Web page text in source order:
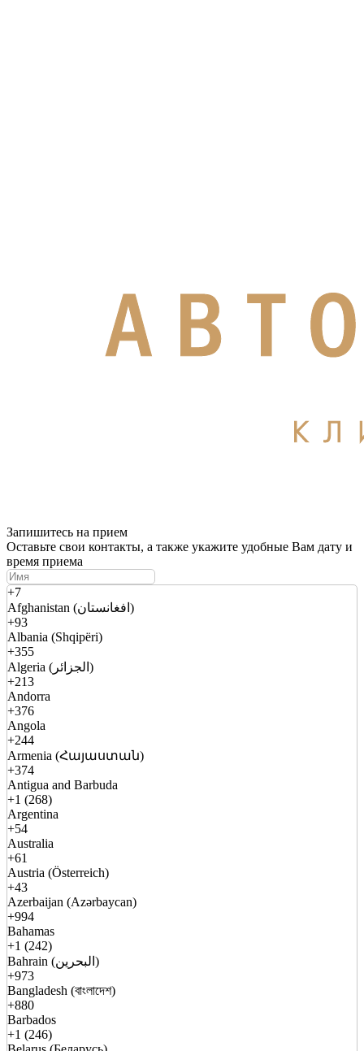
Запишитесь на прием
Оставьте свои контакты, а также укажите удобные Вам дату и
время приема
+7
Afghanistan (افغانستان)
+93
Albania (Shqipëri)
+355
Algeria (الجزائر)
+213
Andorra
+376
Angola
+244
Armenia (Հայաստան)
+374
Antigua and Barbuda
+1 (268)
Argentina
+54
Australia
+61
Austria (Österreich)
+43
Azerbaijan (Azərbaycan)
+994
Bahamas
+1 (242)
Bahrain (البحرين)
+973
Bangladesh (বাংলাদেশ)
+880
Barbados
+1 (246)